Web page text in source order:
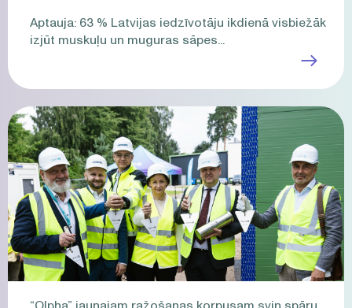
Aptauja: 63 % Latvijas iedzīvotāju ikdienā visbiežāk
izjūt muskuļu un muguras sāpes...
“Olpha” jaunajam ražošanas korpusam svin spāru